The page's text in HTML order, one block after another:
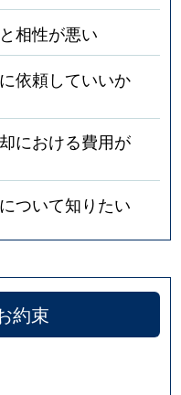
相性が悪い
依頼していいか
における費用が
ついて知りたい
約束